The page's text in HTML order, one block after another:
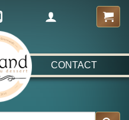
CONTACT